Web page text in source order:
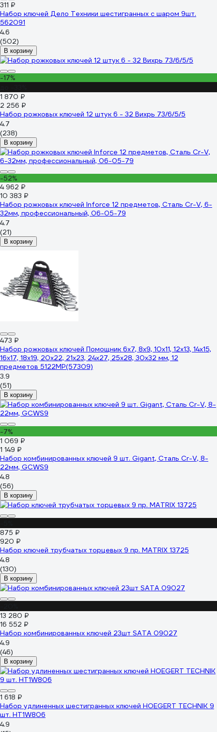
311 ₽
Набор ключей Дело Техники шестигранных с шаром 9шт.
562091
4.6
(502)
В корзину
-17%
1 870 ₽
2 256 ₽
Набор рожковых ключей 12 штук 6 - 32 Вихрь 73/6/5/5
4.7
(238)
В корзину
-52%
4 962 ₽
10 383 ₽
Набор рожковых ключей Inforce 12 предметов, Сталь Cr-V, 6-
32мм, профессиональный, 06-05-79
4.7
(21)
В корзину
473 ₽
Набор рожковых ключей Помощник 6x7, 8x9, 10x11, 12x13, 14x15,
16x17, 18x19, 20x22, 21x23, 24x27, 25x28, 30x32 мм, 12
предметов 5122MP(57309)
3.9
(51)
В корзину
-7%
1 069 ₽
1 149 ₽
Набор комбинированных ключей 9 шт. Gigant, Сталь Cr-V, 8-
22мм, GCWS9
4.8
(56)
В корзину
875 ₽
920 ₽
Набор ключей трубчатых торцевых 9 пр. MATRIX 13725
4.8
(130)
В корзину
13 280 ₽
16 552 ₽
Набор комбинированных ключей 23шт SATA 09027
4.9
(46)
В корзину
1 618 ₽
Набор удлиненных шестигранных ключей HOEGERT TECHNIK 9
шт. HT1W806
4.9